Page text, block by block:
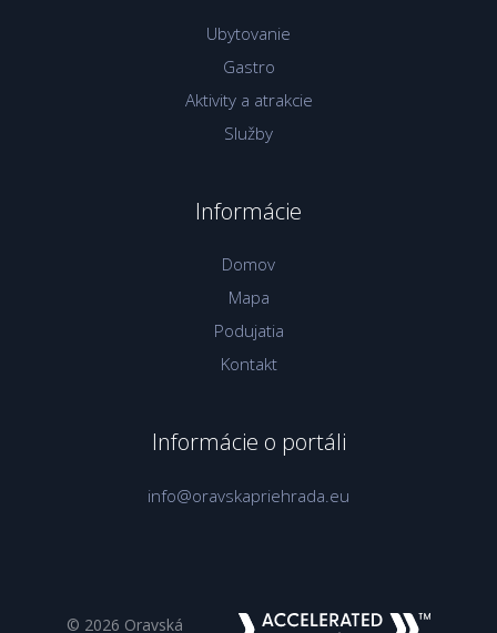
Ubytovanie
Gastro
Aktivity a atrakcie
Služby
Informácie
Domov
Mapa
Podujatia
Kontakt
Informácie o portáli
info@oravskapriehrada.eu
© 2026 Oravská